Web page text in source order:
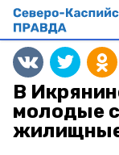
В
молодые